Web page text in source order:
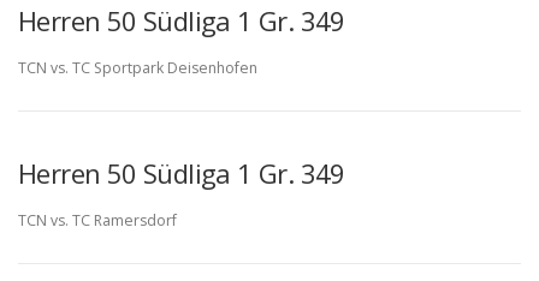
Herren 50 Südliga 1 Gr. 349
TCN vs. TC Sportpark Deisenhofen
Herren 50 Südliga 1 Gr. 349
TCN vs. TC Ramersdorf